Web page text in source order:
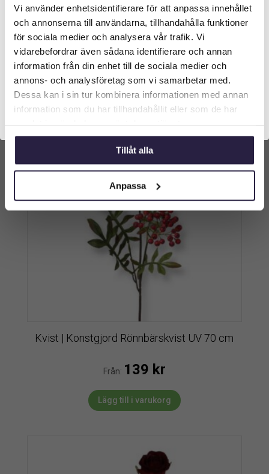
Vi använder enhetsidentifierare för att anpassa innehållet
och annonserna till användarna, tillhandahålla funktioner
för sociala medier och analysera vår trafik. Vi
vidarebefordrar även sådana identifierare och annan
information från din enhet till de sociala medier och
annons- och analysföretag som vi samarbetar med.
Dessa kan i sin tur kombinera informationen med annan
information som du har tillhandahållit eller som de har
Tillåt alla
Anpassa
Ros | Konstgjord snittblomma röd 65 cm
Från:99kr
Lägg till i varukorg
Kvist | Konstgjord Rönnbärskvist UV 70 cm
Från: 139 kr
Lägg till i varukorg
Välkommen till Webflower
Vilken typ av kund är du? Du kan alltid justera ditt val
längst upp på sidan.
Företagskund (exkl. moms)
Privatkund (inkl. moms)